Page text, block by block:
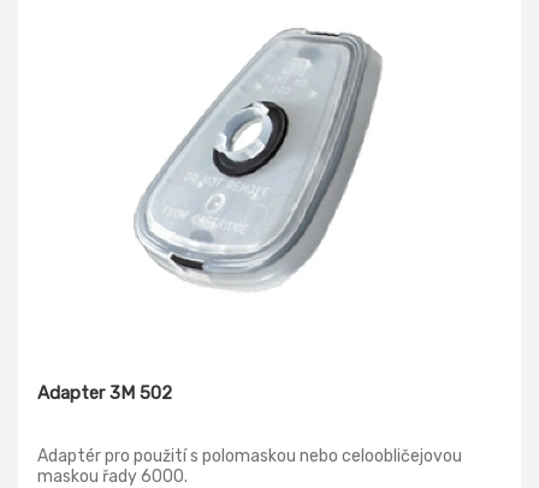
Adapter 3M 502
Adaptér pro použití s polomaskou nebo celoobličejovou
maskou řady 6000.